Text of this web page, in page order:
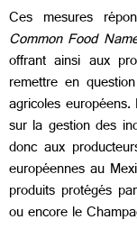
Ces mesures
Common Food
offrant ainsi aux
remettre en
agricoles
sur la gestion des
donc aux
européennes au
produits protégés
ou encore le